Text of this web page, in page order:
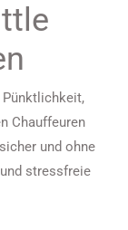
Chauffeuren
und ohne
stressfreie